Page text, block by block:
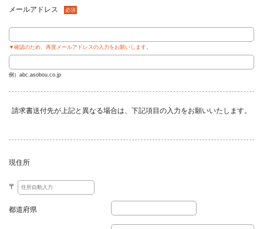
メールアドレス 必須
▼確認のため、再度メールアドレスの入力をお願いします。
例）abc.asobou.co.jp
請求書送付先が上記と異なる場合は、下記項目の入力をお願いいたします。
現住所
〒
都道府県